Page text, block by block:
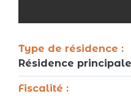
Type de résidence :
Résidence
Fiscalité :